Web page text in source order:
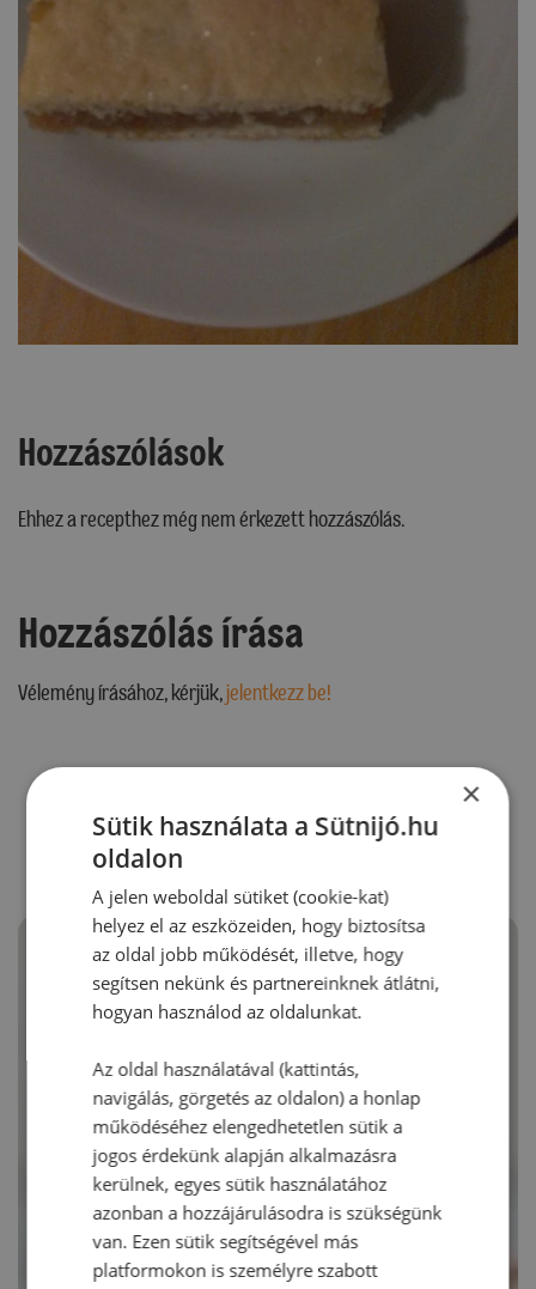
Hozzászólások
Ehhez a recepthez még nem érkezett hozzászólás.
Hozzászólás írása
Vélemény írásához, kérjük,jelentkezz be!
RECEPTAJÁNLÓ ×
Sütik használata a Sütnijó.hu
oldalon
A jelen weboldal sütiket (cookie-kat)
helyez el az eszközeiden, hogy biztosítsa
az oldal jobb működését, illetve, hogy
segítsen nekünk és partnereinknek átlátni,
hogyan használod az oldalunkat.
Az oldal használatával (kattintás,
navigálás, görgetés az oldalon) a honlap
működéséhez elengedhetetlen sütik a
jogos érdekünk alapján alkalmazásra
kerülnek, egyes sütik használatához
azonban a hozzájárulásodra is szükségünk
van. Ezen sütik segítségével más
platformokon is személyre szabott